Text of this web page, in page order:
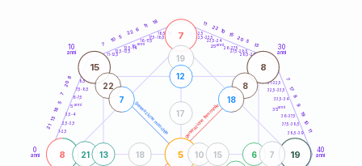
generazione maschile generazione femminile
0
anni
10
anni
30
anni
40
anni
1-2,5
2,5-3,5
3,5-4
6-7,5
7,5-8,5
8,5-9
11-12,5
12,5-13,5
13,5-14
16-17,5
17,5-18,5
18,5-19 21-22,5
22,5-23,5
23,5-24
26-27,5
27,5-28,5
28,5-29
31-32,5
32,5-33,5
33,5-34
36-37,5
37,5-38,5
38,5-39
21
13
18
5
7
20
8
7
10
5
22 6
11
18 11
22 10
15
20 5
13
7
17
8
9
19
10
11
8
7
19
5
15 8
6
21
19
7
13
12
10 15
18
17
22
7
8
18
5anni
15 anni 25anni
35anni